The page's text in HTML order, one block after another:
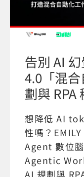
告別 AI
4.0「混
劃與 RPA
想降低 AI
性嗎？
Agent 數位
Agentic
AI 規劃與